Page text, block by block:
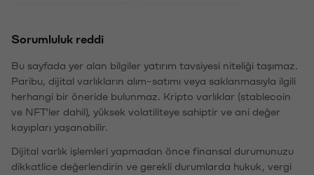
Sorumluluk reddi
Bu sayfada yer alan bilgiler yatırım tavsiyesi niteliği taşımaz.
Paribu, dijital varlıkların alım-satımı veya saklanmasıyla ilgili
herhangi bir öneride bulunmaz. Kripto varlıklar (stablecoin
ve NFT'ler dahil), yüksek volatiliteye sahiptir ve ani değer
kayıpları yaşanabilir.
Dijital varlık işlemleri yapmadan önce finansal durumunuzu
dikkatlice değerlendirin ve gerekli durumlarda hukuk, vergi